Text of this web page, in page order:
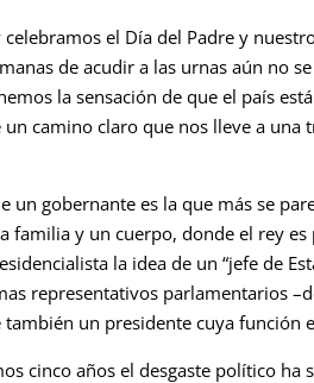
celebramos el Día del Padre y
de acudir a las urnas aún no
la sensación de que el país
un camino claro que nos lleve a una
es la que más se
familia y un cuerpo, donde el rey
la idea de un “jefe de
representativos parlamentarios
un presidente cuya función
años el desgaste político ha